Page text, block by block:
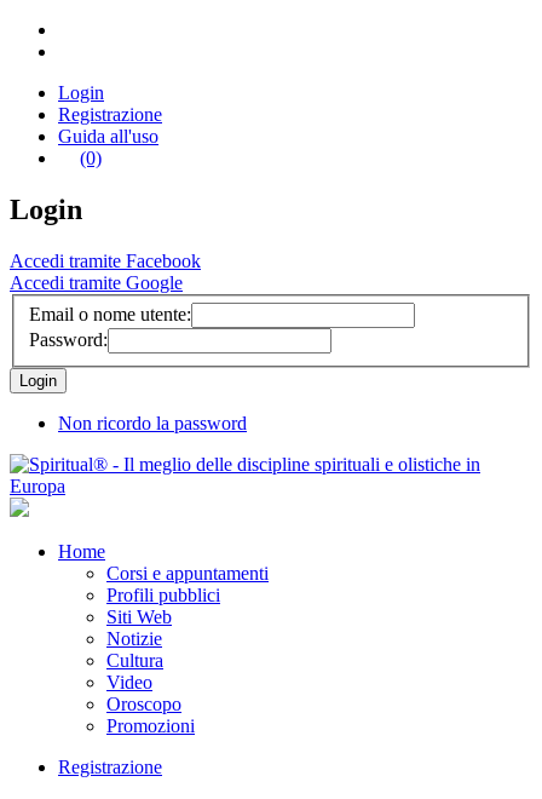
Login
Registrazione
Guida all'uso
(0)
Login
Accedi tramite Facebook
Accedi tramite Google
Email o nome utente:
Password:
Non ricordo la password
Home
Corsi e appuntamenti
Profili pubblici
Siti Web
Notizie
Cultura
Video
Oroscopo
Promozioni
Registrazione